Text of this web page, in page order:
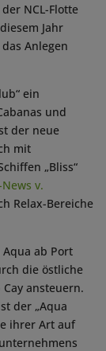
NCL-Flotte
Jahr
Anlegen
ein
und
der neue
mit
„Bliss“
v.
Relax-Bereiche
ab Port
die östliche
ansteuern.
der „Aqua
ihrer Art auf